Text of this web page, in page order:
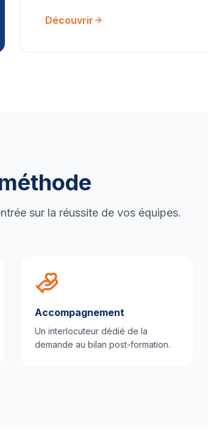
Découvrir
sur la réussite de vos équipes.
Accompagnement
Un interlocuteur dédié de la
demande au bilan post-formation.